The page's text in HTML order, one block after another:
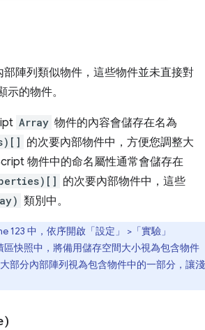
陣列類似物件，這些物件並未直接對
的物件。
Array 物件的內容會儲存在名為
的次要內部物件中，方便您調整大
物件中的命名屬性通常會儲存在
的次要內部物件中，這些
類別中。
123 中，依序開啟「設定」
>「實驗」
區快照中，將備用儲存空間大小視為包含物件
部分內部陣列視為包含物件中的一部分，讓淺